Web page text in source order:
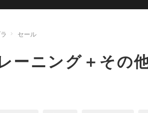
セール
ーニング＋その